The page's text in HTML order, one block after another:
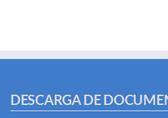
DESCARGA DE